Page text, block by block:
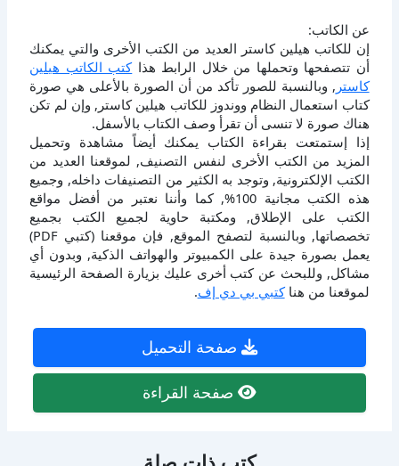
عن الكاتب:
إن للكاتب هيلين كاستر العديد من الكتب الأخرى والتي يمكنك
أن تتصفحها وتحملها من خلال الرابط هذاكتب الكاتب هيلين
كاستر , وبالنسبة للصور تأكد من أن الصورة بالأعلى هي صورة
كتاب استعمال النظام ووندوز للكاتب هيلين كاستر, وإن لم تكن
هناك صورة لا تنسى أن تقرأ وصف الكتاب بالأسفل.
إذا إستمتعت بقراءة الكتاب يمكنك أيضاً مشاهدة وتحميل
المزيد من الكتب الأخرى لنفس التصنيف, لموقعنا العديد من
الكتب الإلكترونية, وتوجد به الكثير من التصنيفات داخله, وجميع
هذه الكتب مجانية 100%, كما وأننا نعتبر من أفضل مواقع
الكتب على الإطلاق, ومكتبة حاوية لجميع الكتب بجميع
تخصصاتها, وبالنسبة لتصفح الموقع, فإن موقعنا (كتبي PDF)
يعمل بصورة جيدة على الكمبيوتر والهواتف الذكية, وبدون أي
مشاكل, وللبحث عن كتب أخرى عليك بزيارة الصفحة الرئيسية
لموقعنا من هناكتبي بي دي إف.
صفحة التحميل
صفحة القراءة